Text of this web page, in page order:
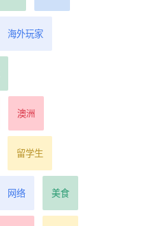
海外玩家
澳洲
留学生
网络 美食